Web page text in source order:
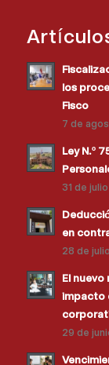
los
Fisco
7 de
Ley N.º
31 de
en
28 de
El
impacto
29 de